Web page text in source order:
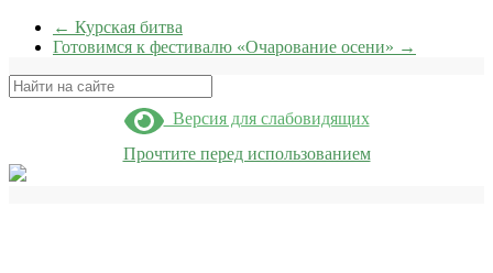
← Курская битва
Готовимся к фестивалю «Очарование осени» →
Поиск
Версия для слабовидящих
Прочтите перед использованием